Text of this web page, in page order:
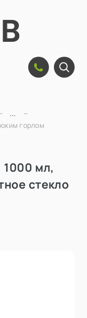
...
горлом
1000 мл,
стекло